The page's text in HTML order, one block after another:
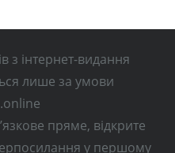
з інтернет-видання
лише за умови
пряме, відкрите
у першому